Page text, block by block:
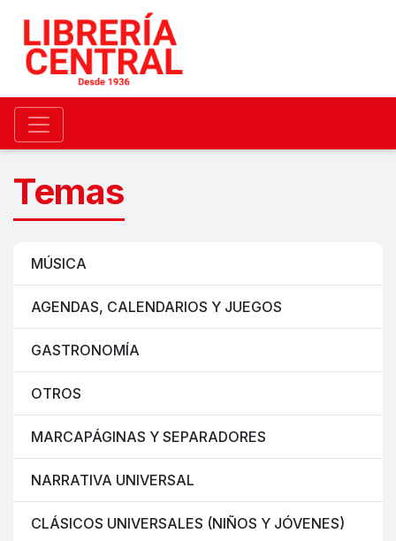
Temas
MÚSICA
AGENDAS, CALENDARIOS Y JUEGOS
GASTRONOMÍA
OTROS
MARCAPÁGINAS Y SEPARADORES
NARRATIVA UNIVERSAL
CLÁSICOS UNIVERSALES (NIÑOS Y JÓVENES)